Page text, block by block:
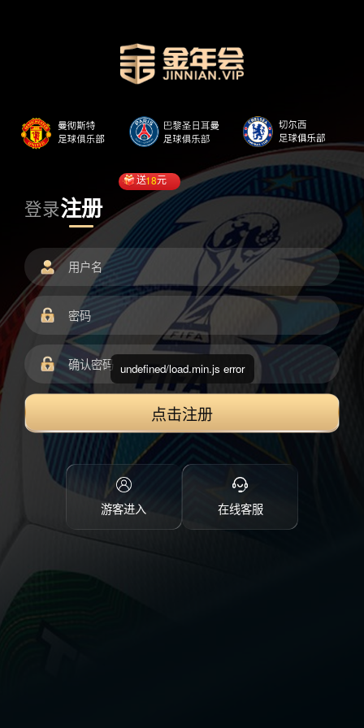
登录注册
送18元
点击注册
游客进入 在线客服
undefined/load.min.js error